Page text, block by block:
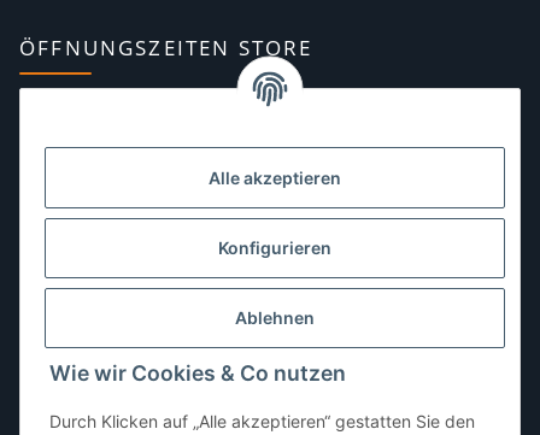
Alle akzeptieren
Konfigurieren
Ablehnen
Wie wir Cookies & Co nutzen
Durch Klicken auf „Alle akzeptieren“ gestatten Sie den
ÖFFNUNGSZEITEN STORE
10:00–13:00, 14:00–18:00 Uhr
Dienstag:10:00–13:00, 14:00–16:00 Uhr
10:00–13:00 Uhr
Freitag:10:00–13:00, 14:00–18:00 Uhr
Sonntag: geschlossen